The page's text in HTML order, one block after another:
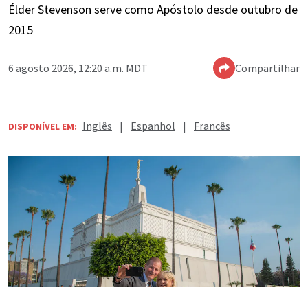
Élder Stevenson serve como Apóstolo desde outubro de
2015
6 agosto 2026, 12:20 a.m. MDT Compartilhar
DISPONÍVEL EM: Inglês | Espanhol | Francês